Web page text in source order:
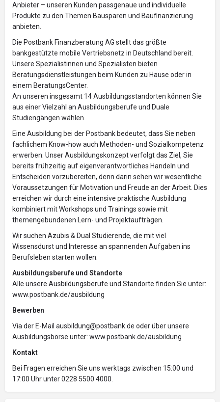
Anbieter – unseren Kunden passgenaue und individuelle
Produkte zu den Themen Bausparen und Baufinanzierung
anbieten.
Die Postbank Finanzberatung AG stellt das größte
bankgestützte mobile Vertriebsnetz in Deutschland bereit.
Unsere Spezialistinnen und Spezialisten bieten
Beratungsdienstleistungen beim Kunden zu Hause oder in
einem BeratungsCenter.
An unseren insgesamt 14 Ausbildungsstandorten können Sie
aus einer Vielzahl an Ausbildungsberufe und Duale
Studiengängen wählen.
Eine Ausbildung bei der Postbank bedeutet, dass Sie neben
fachlichem Know-how auch Methoden- und Sozialkompetenz
erwerben. Unser Ausbildungskonzept verfolgt das Ziel, Sie
bereits frühzeitig auf eigenverantwortliches Handeln und
Entscheiden vorzubereiten, denn darin sehen wir wesentliche
Voraussetzungen für Motivation und Freude an der Arbeit. Dies
erreichen wir durch eine intensive praktische Ausbildung
kombiniert mit Workshops und Trainings sowie mit
themengebundenen Lern- und Projektaufträgen.
Wir suchen Azubis & Dual Studierende, die mit viel
Wissensdurst und Interesse an spannenden Aufgaben ins
Berufsleben starten wollen.
Ausbildungsberufe und Standorte
Alle unsere Ausbildungsberufe und Standorte finden Sie unter:
www.postbank.de/ausbildung
Bewerben
Via der E-Mail ausbildung@postbank.de oder über unsere
Ausbildungsbörse unter: www.postbank.de/ausbildung
Kontakt
Bei Fragen erreichen Sie uns werktags zwischen 15:00 und
17:00 Uhr unter 0228 5500 4000.